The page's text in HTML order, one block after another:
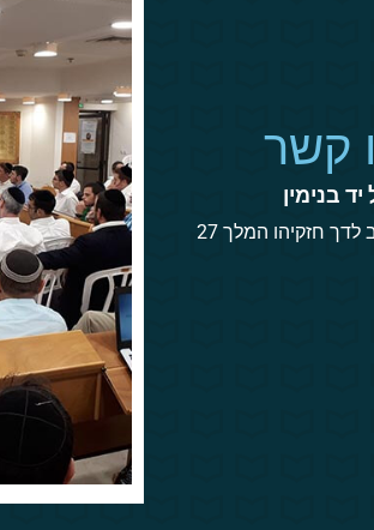
קשר
יד בנימין
בית חולים משגב לדך חזקיהו המלך 27